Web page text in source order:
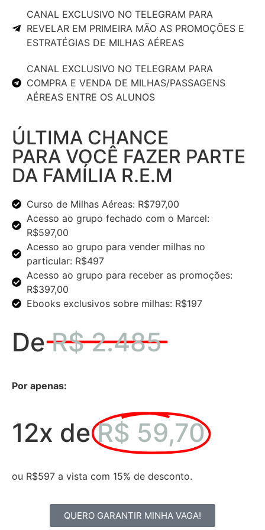
CANAL EXCLUSIVO NO TELEGRAM PARA
REVELAR EM PRIMEIRA MÃO AS PROMOÇÕES E
ESTRATÉGIAS DE MILHAS AÉREAS
CANAL EXCLUSIVO NO TELEGRAM PARA
COMPRA E VENDA DE MILHAS/PASSAGENS
AÉREAS ENTRE OS ALUNOS
ÚLTIMA CHANCE
PARA VOCÊ FAZER PARTE
DA FAMÍLIA R.E.M
Curso de Milhas Aéreas: R$797,00
Acesso ao grupo fechado com o Marcel:
R$597,00
Acesso ao grupo para vender milhas no
particular: R$497
Acesso ao grupo para receber as promoções:
R$397,00
Ebooks exclusivos sobre milhas: R$197
De R$ 2.485
Por apenas:
12x deR$ 59,70
ou R$597 a vista com 15% de desconto.
QUERO GARANTIR MINHA VAGA!